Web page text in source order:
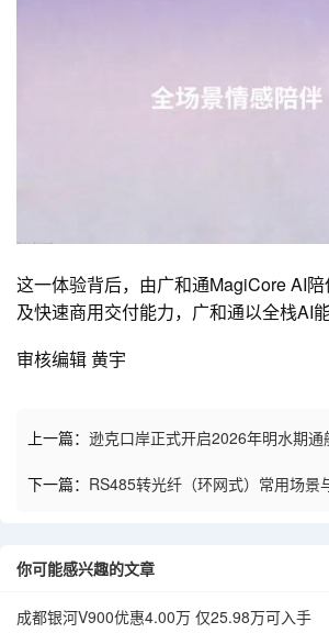
这一体验背后，由广和通MagiCore AI
及快速商用交付能力，广和通以全栈AI
审核编辑 黄宇
上一篇： 逊克口岸正式开启2026年明水期通
下一篇： RS485转光纤（环网式）常用场景
你可能感兴趣的文章
成都银河V900优惠4.00万 仅25.98万可入手